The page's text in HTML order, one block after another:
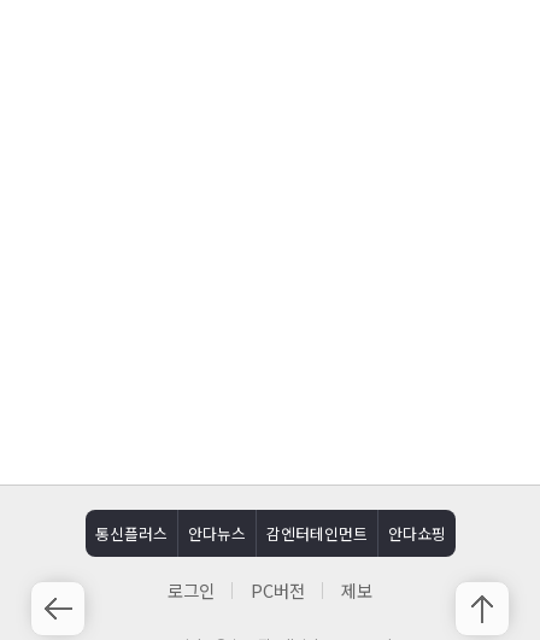
통신플러스 안다뉴스 감엔터테인먼트 안다쇼핑
로그인 PC버전 제보